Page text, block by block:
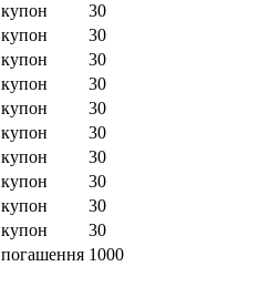
купон
30
купон
30
купон
30
купон
30
купон
30
купон
30
купон
30
купон
30
купон
30
купон
30
погашення 1000